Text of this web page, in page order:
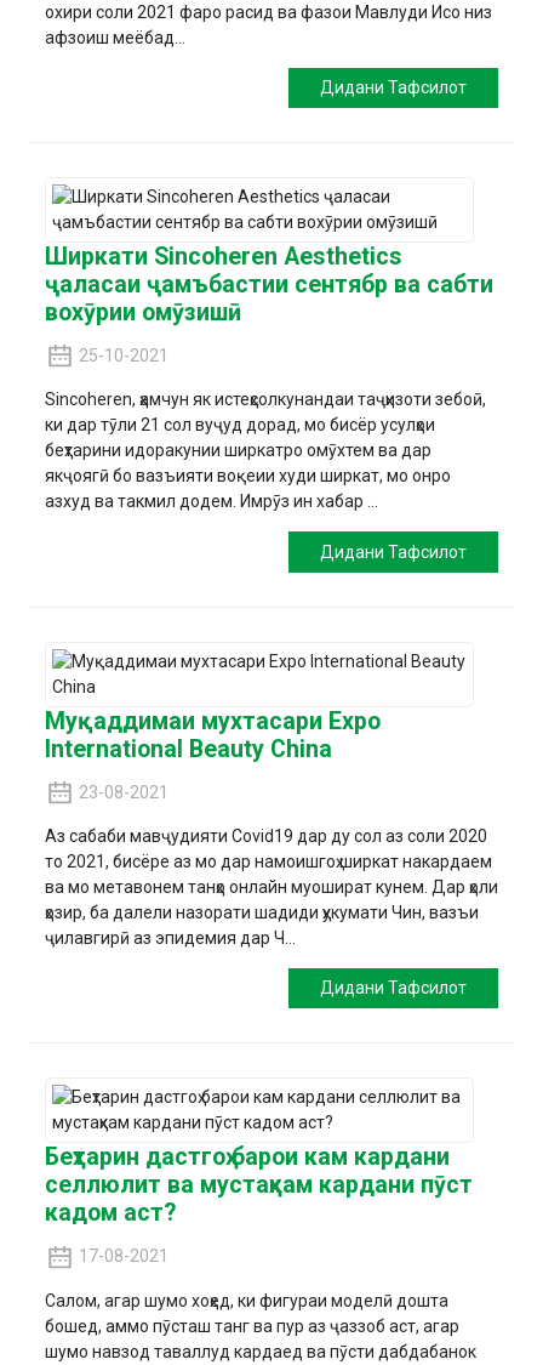
охири соли 2021 фаро расид ва фазои Мавлуди Исо низ
афзоиш меёбад...
Дидани Тафсилот
Ширкати Sincoheren Aesthetics
ҷаласаи ҷамъбастии сентябр ва сабти
вохӯрии омӯзишӣ
25-10-2021
Sincoheren, ҳамчун як истеҳсолкунандаи таҷҳизоти зебоӣ,
ки дар тӯли 21 сол вуҷуд дорад, мо бисёр усулҳои
беҳтарини идоракунии ширкатро омӯхтем ва дар
якҷоягӣ бо вазъияти воқеии худи ширкат, мо онро
азхуд ва такмил додем. Имрӯз ин хабар ...
Дидани Тафсилот
Муқаддимаи мухтасари Expo
International Beauty China
23-08-2021
Аз сабаби мавҷудияти Covid19 дар ду сол аз соли 2020
то 2021, бисёре аз мо дар намоишгоҳ ширкат накардаем
ва мо метавонем танҳо онлайн муошират кунем. Дар ҳоли
ҳозир, ба далели назорати шадиди ҳукумати Чин, вазъи
ҷилавгирӣ аз эпидемия дар Ч...
Дидани Тафсилот
Беҳтарин дастгоҳ барои кам кардани
селлюлит ва мустаҳкам кардани пӯст
кадом аст?
17-08-2021
Салом, агар шумо хоҳед, ки фигураи моделӣ дошта
бошед, аммо пӯсташ танг ва пур аз ҷаззоб аст, агар
шумо навзод таваллуд кардаед ва пӯсти дабдабанок